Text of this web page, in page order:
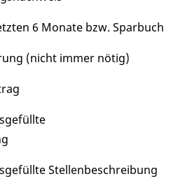
6 Monate bzw. Sparbuch
(nicht immer nötig)
Stellenbeschreibung